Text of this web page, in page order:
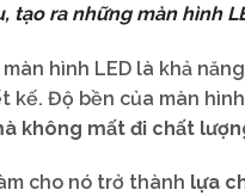
tạo ra những màn hình
hình LED là khả
Độ bền của màn
không mất đi chất
cho nó trở thành lựa